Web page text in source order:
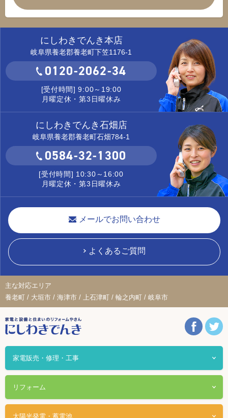
にしわきでんき本店
岐阜県養老郡養老町下笠1176-1
0120-2062-34
[受付時間] 9:00～19:00
月曜定休・第3日曜休み
にしわきでんき石畑店
岐阜県養老郡養老町石畑784-1
0584-32-1300
[受付時間] 10:30～16:00
月曜定休・第3日曜休み
メールでお問い合わせ
よくあるご質問
主な対応エリア
養老町 / 大垣市 / 海津市 / 上石津町 / 輪之内町 / 岐阜市
家電販売・修理・工事
リフォーム
太陽光発電・蓄電池